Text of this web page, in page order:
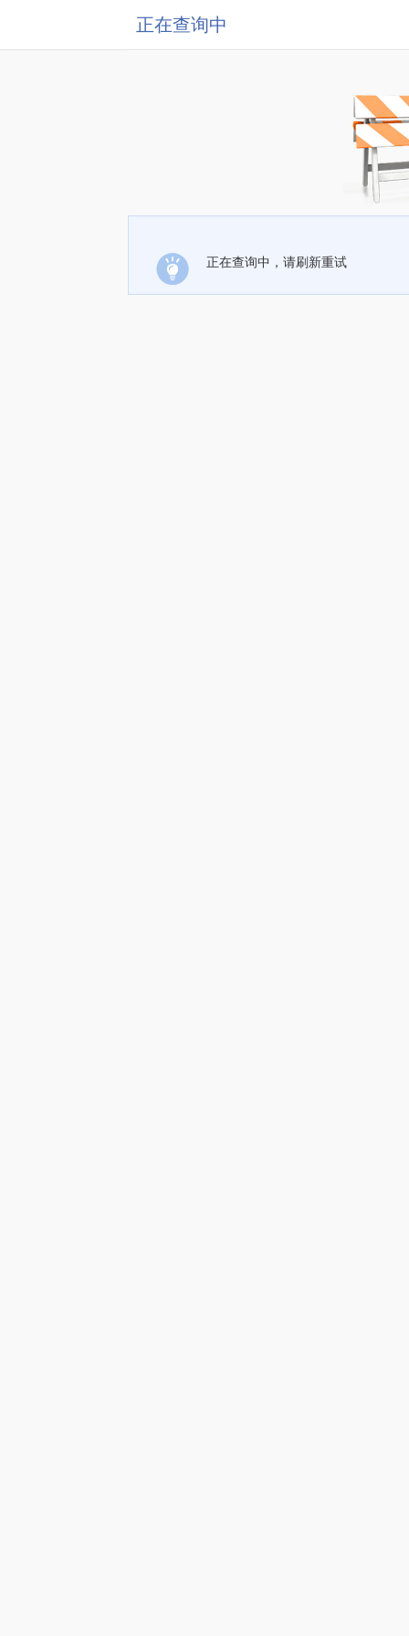
正在查询中
正在查询中，请刷新重试